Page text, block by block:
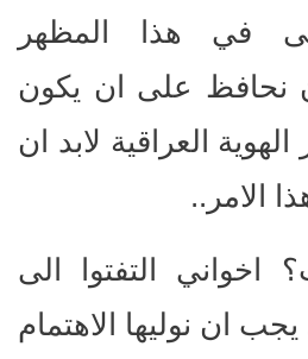
في هذا المظهر
نحافظ على ان يكون
العراقية لابد ان
الامر..
اخواني التفتوا الى
ان نوليها الاهتمام